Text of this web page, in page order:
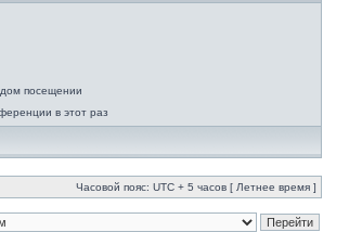
посещении
в этот раз
Часовой пояс: UTC + 5 часов [ Летнее время ]